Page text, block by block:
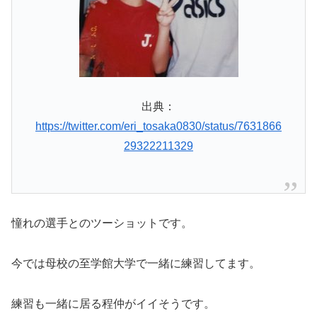
出典：
https://twitter.com/eri_tosaka0830/status/7631866
29322211329
憧れの選手とのツーショットです。
今では母校の至学館大学で一緒に練習してます。
練習も一緒に居る程仲がイイそうです。